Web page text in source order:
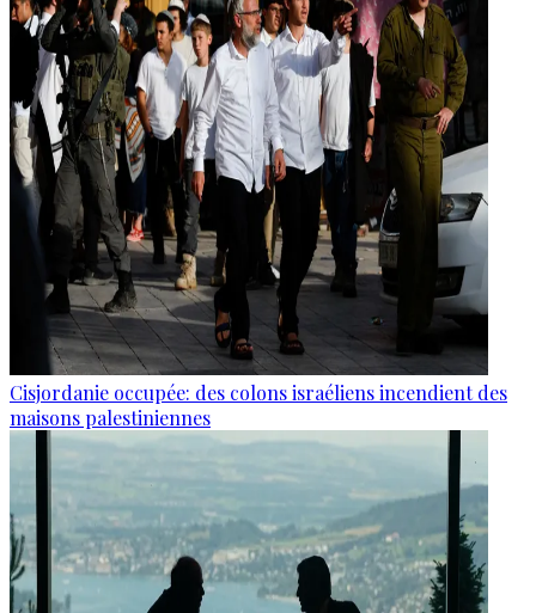
Cisjordanie occupée: des colons israéliens incendient des
maisons palestiniennes